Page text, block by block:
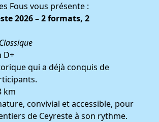
Fous vous présente :
2026 – 2 formats, 2
D+
qui a déjà conquis de
km
convivial et accessible, pour
de Ceyreste à son rythme.